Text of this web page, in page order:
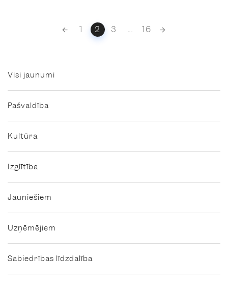
1 2 3 ... 16
Visi jaunumi
Pašvaldība
Kultūra
Izglītība
Jauniešiem
Uzņēmējiem
Sabiedrības līdzdalība